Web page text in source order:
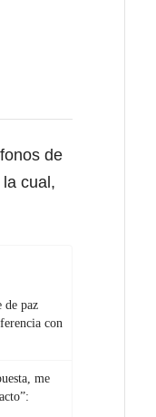
de
cual,
de paz
con
me